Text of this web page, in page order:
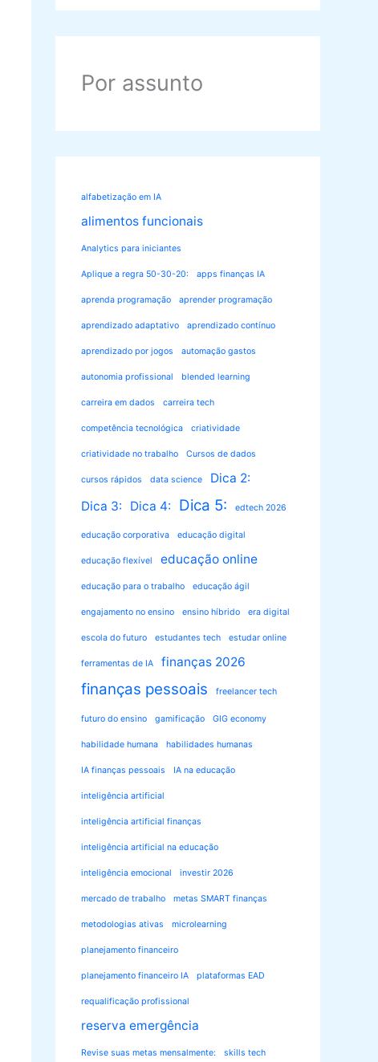
Por assunto
alfabetização em IA
alimentos funcionais
Analytics para iniciantes
Aplique a regra 50-30-20: apps finanças IA
aprenda programação aprender programação
aprendizado adaptativo aprendizado contínuo
aprendizado por jogos automação gastos
autonomia profissional blended learning
carreira em dados carreira tech
competência tecnológica criatividade
criatividade no trabalho Cursos de dados
cursos rápidos data science
Dica 2:
Dica 3:
Dica 4: Dica 5: edtech 2026
educação corporativa educação digital
educação flexível educação online
educação para o trabalho educação ágil
engajamento no ensino ensino híbrido era digital
escola do futuro estudantes tech estudar online
ferramentas de IA finanças 2026
finanças pessoais freelancer tech
futuro do ensino gamificação GIG economy
habilidade humana habilidades humanas
IA finanças pessoais IA na educação
inteligência artificial
inteligência artificial finanças
inteligência artificial na educação
inteligência emocional investir 2026
mercado de trabalho metas SMART finanças
metodologias ativas microlearning
planejamento financeiro
planejamento financeiro IA plataformas EAD
requalificação profissional
reserva emergência
Revise suas metas mensalmente: skills tech